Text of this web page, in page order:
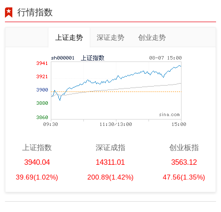
行情指数
上证走势 深证走势 创业走势
上证指数
3940.04
39.69(1.02%)
深证成指
14311.01
200.89(1.42%)
创业板指
3563.12
47.56(1.35%)